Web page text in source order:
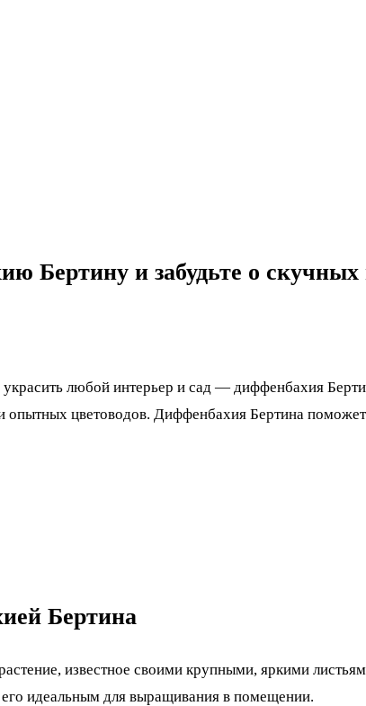
Бертину и забудьте о скучных
любой интерьер и сад — диффенбахия
цветоводов. Диффенбахия Бертина
Бертина
известное своими крупными, яркими
идеальным для выращивания в помещении.